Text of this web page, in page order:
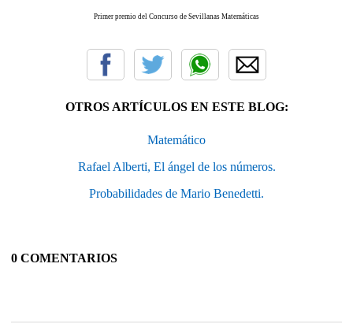
Primer premio del Concurso de Sevillanas Matemáticas
OTROS ARTÍCULOS EN ESTE BLOG:
Matemático
Rafael Alberti, El ángel de los números.
Probabilidades de Mario Benedetti.
0 COMENTARIOS